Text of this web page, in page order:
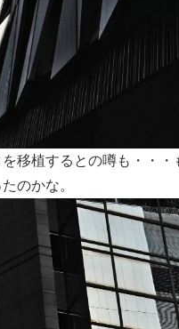
移植するとの噂も・・・
のかな。